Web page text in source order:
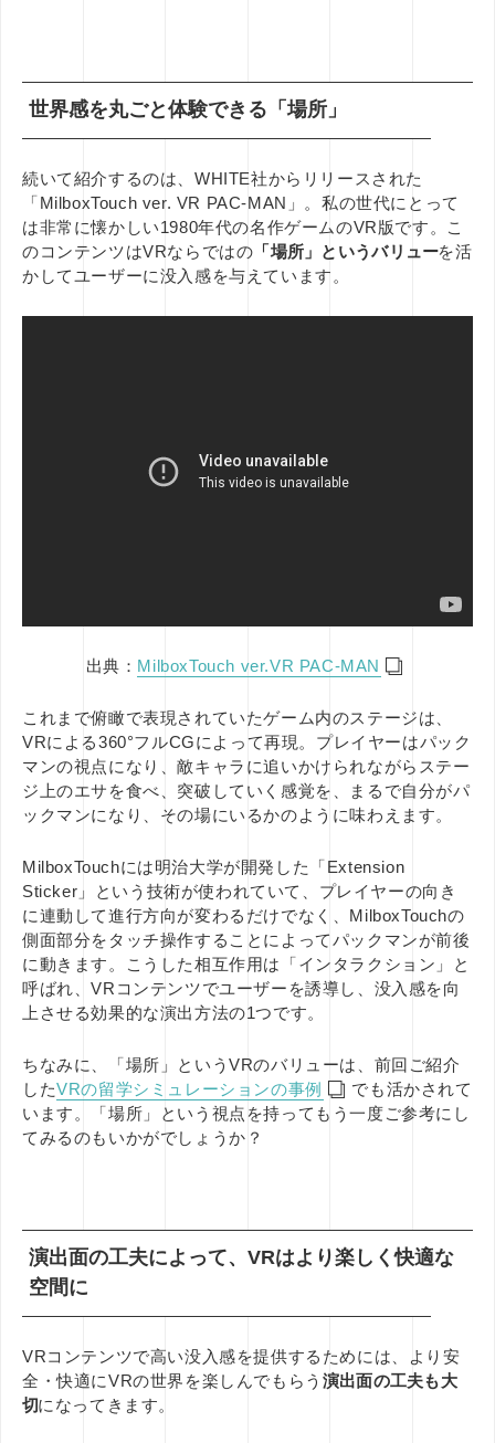
世界感を丸ごと体験できる「場所」
続いて紹介するのは、WHITE社からリリースされた
「MilboxTouch ver. VR PAC-MAN」。私の世代にとって
は非常に懐かしい1980年代の名作ゲームのVR版です。こ
のコンテンツはVRならではの 「場所」というバリューを活
かしてユーザーに没入感を与えています。
出典： MilboxTouch ver.VR PAC-MAN
これまで俯瞰で表現されていたゲーム内のステージは、
VRによる360°フルCGによって再現。プレイヤーはパック
マンの視点になり、敵キャラに追いかけられながらステー
ジ上のエサを食べ、突破していく感覚を、まるで自分がパ
ックマンになり、その場にいるかのように味わえます。
MilboxTouchには明治大学が開発した「Extension
Sticker」という技術が使われていて、プレイヤーの向き
に連動して進行方向が変わるだけでなく、MilboxTouchの
側面部分をタッチ操作することによってパックマンが前後
に動きます。こうした相互作用は「インタラクション」と
呼ばれ、VRコンテンツでユーザーを誘導し、没入感を向
上させる効果的な演出方法の1つです。
ちなみに、「場所」というVRのバリューは、前回ご紹介
したVRの留学シミュレーションの事例
でも活かされて
います。「場所」という視点を持ってもう一度ご参考にし
てみるのもいかがでしょうか？
演出面の工夫によって、VRはより楽しく快適な
空間に
VRコンテンツで高い没入感を提供するためには、より安
全・快適にVRの世界を楽しんでもらう 演出面の工夫も大
切になってきます。